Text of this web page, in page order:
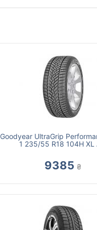
Goodyear UltraGrip
1 235/55 R18 104H XL
9385 ₴